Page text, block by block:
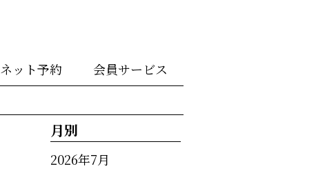
ネット予約 会員サービス
月別
2026年7月